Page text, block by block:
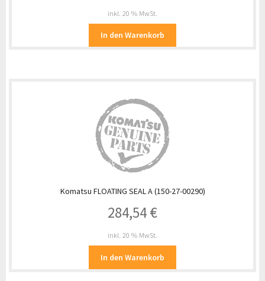
inkl. 20 % MwSt.
In den Warenkorb
Komatsu FLOATING SEAL A (150-27-00290)
284,54€
inkl. 20 % MwSt.
In den Warenkorb